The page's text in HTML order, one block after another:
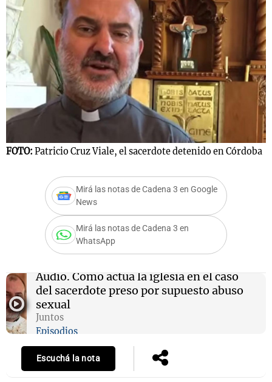
FOTO: Patricio Cruz Viale, el sacerdote detenido en Córdoba
Mirá las notas de Cadena 3 en Google
News
Mirá las notas de Cadena 3 en
WhatsApp
Audio. Cómo actúa la iglesia en el caso
del sacerdote preso por supuesto abuso
sexual
Juntos
Episodios
Escuchá la nota
Notas
Mundial 2026
Notas
La Sole en
Cadena 3